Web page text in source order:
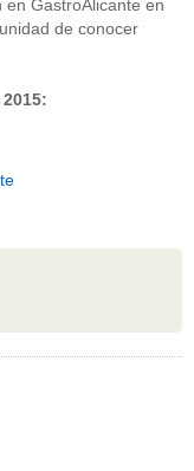
GastroAlicante en
de conocer